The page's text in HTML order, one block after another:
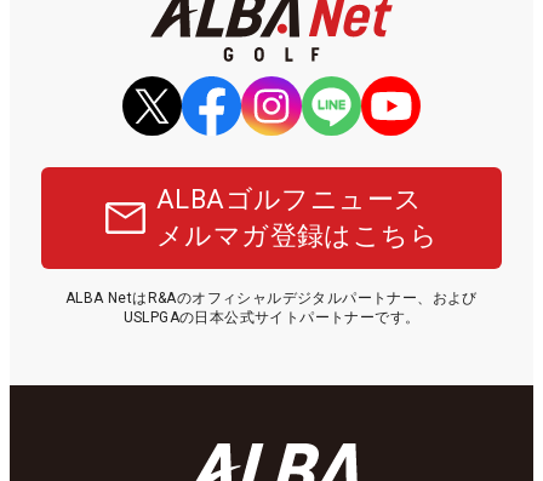
ALBAゴルフニュース
メルマガ登録はこちら
ALBA NetはR&Aのオフィシャルデジタルパートナー、および
USLPGAの日本公式サイトパートナーです。